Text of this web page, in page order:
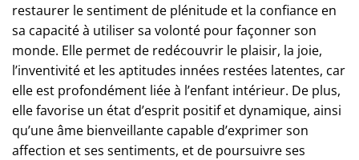
restaurer le sentiment de plénitude et la confiance en
sa capacité à utiliser sa volonté pour façonner son
monde. Elle permet de redécouvrir le plaisir, la joie,
l’inventivité et les aptitudes innées restées latentes, car
elle est profondément liée à l’enfant intérieur. De plus,
elle favorise un état d’esprit positif et dynamique, ainsi
qu’une âme bienveillante capable d’exprimer son
affection et ses sentiments, et de poursuivre ses